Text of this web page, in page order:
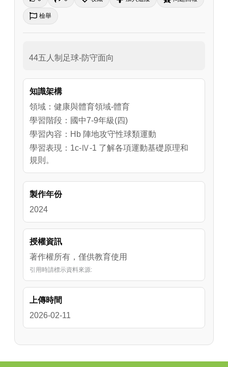
檢舉
44五人制足球-防守面向
知識架構
領域：健康與體育領域-體育
學習階段：國中7-9年級(四)
學習內容：Hb 陣地攻守性球類運動
學習表現：1c-Ⅳ-1 了解各項運動基礎原理和
規則。
製作年份
2024
授權資訊
著作權所有，僅供教育使用
引用時請標示資料來源:
上傳時間
2026-02-11